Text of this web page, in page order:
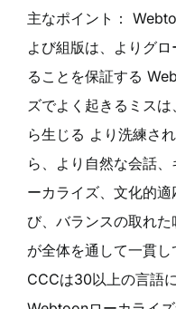
主なポイント：
よび組版は、よりグ
ることを保証する
ズでよく起きるミス
ら生じる より洗練さ
ら、より自然な会話
ーカライズ、文化的
び、バランスの取れ
が全体を通して一貫
CCCは30以上の言語